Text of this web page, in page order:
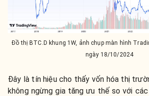
Đồ thị BTC.D khung 1W, ảnh chụp màn hình
ngày 18/10/2024
Đây là tín hiệu cho thấy vốn hóa thị
không ngừng gia tăng ưu thế so với